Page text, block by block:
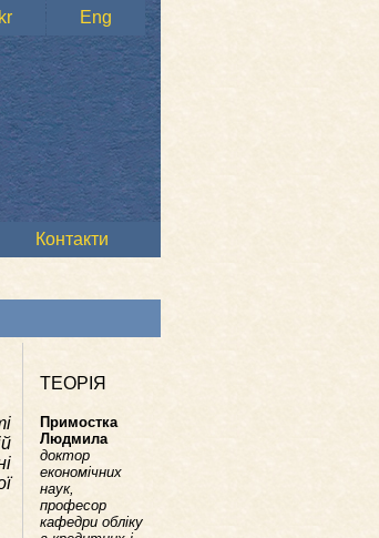
Eng
Контакти
ТЕОРІЯ
Примостка
Людмила
доктор
економічних
наук,
професор
кафедри обліку